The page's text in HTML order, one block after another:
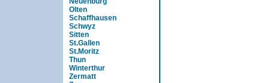
Olten
Schaffhausen
Schwyz
Sitten
St.Gallen
St.Moritz
Thun
Winterthur
Zermatt